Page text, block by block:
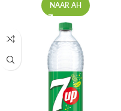
NAAR AH